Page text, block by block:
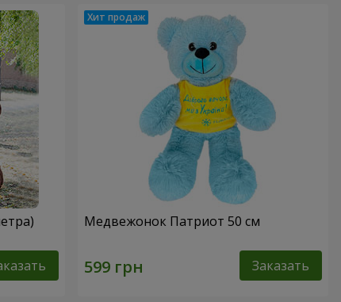
Медвежонок Патриот 50 см
Заказать